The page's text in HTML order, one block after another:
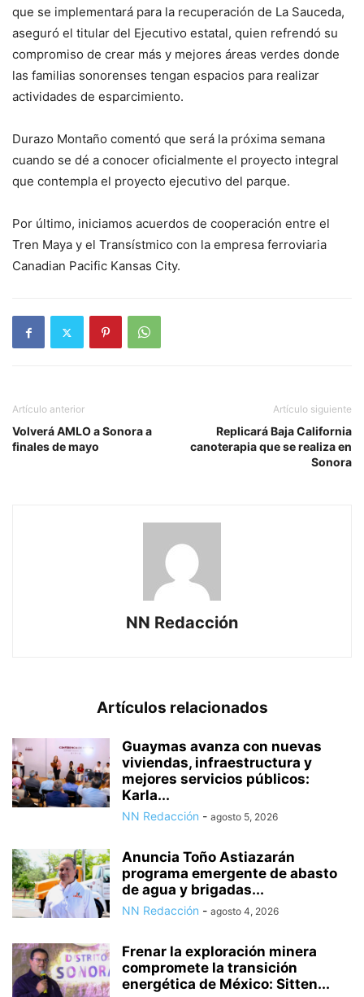
que se implementará para la recuperación de La Sauceda,
aseguró el titular del Ejecutivo estatal, quien refrendó su
compromiso de crear más y mejores áreas verdes donde
las familias sonorenses tengan espacios para realizar
actividades de esparcimiento.
Durazo Montaño comentó que será la próxima semana
cuando se dé a conocer oficialmente el proyecto integral
que contempla el proyecto ejecutivo del parque.
Por último, iniciamos acuerdos de cooperación entre el
Tren Maya y el Transístmico con la empresa ferroviaria
Canadian Pacific Kansas City.
Artículo anterior
Volverá AMLO a Sonora a
finales de mayo
Artículo siguiente
Replicará Baja California
canoterapia que se realiza en
Sonora
NN Redacción
Artículos relacionados
Guaymas avanza con nuevas
viviendas, infraestructura y
mejores servicios públicos:
Karla...
NN Redacción - agosto 5, 2026
Anuncia Toño Astiazarán
programa emergente de abasto
de agua y brigadas...
NN Redacción - agosto 4, 2026
Frenar la exploración minera
compromete la transición
energética de México: Sitten...